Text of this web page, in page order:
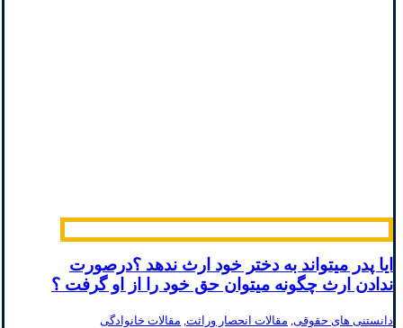
ایا پدر میتواند به دختر خود ارث ندهد ؟درصورت
ندادن ارث چگونه میتوان حق خود را از او گرفت ؟
دانستنی های حقوقی مقالات انحصار وراثت مقالات خانوادگی